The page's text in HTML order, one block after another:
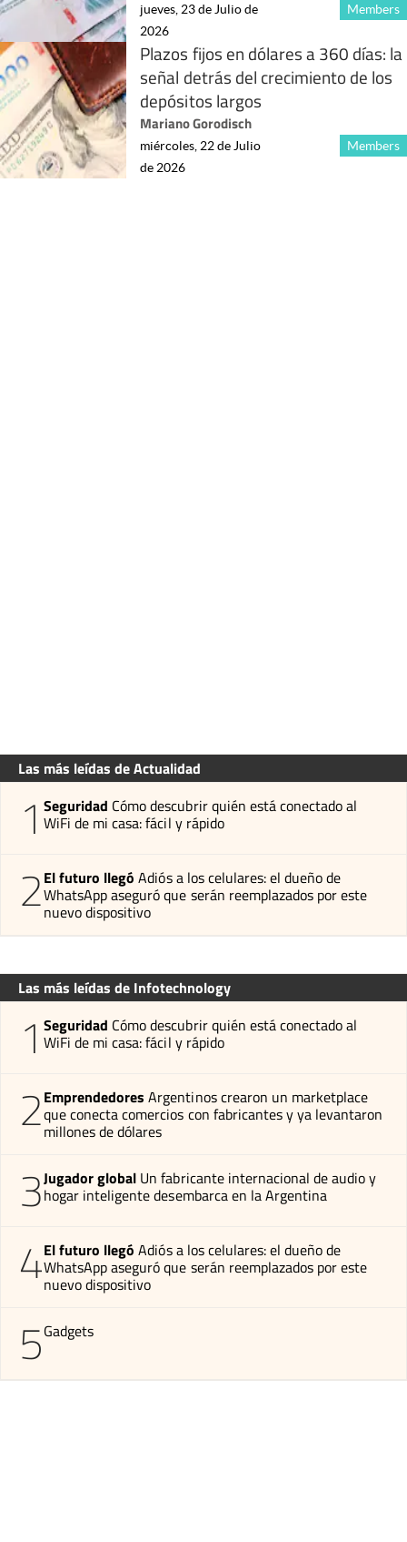
Members
jueves, 23 de Julio de
2026
Plazos fijos en dólares a 360 días: la
señal detrás del crecimiento de los
depósitos largos
Mariano Gorodisch
Members
miércoles, 22 de Julio
de 2026
Las más leídas de Actualidad
1 Seguridad Cómo descubrir quién está conectado al
WiFi de mi casa: fácil y rápido
2El futuro llegó Adiós a los celulares: el dueño de
WhatsApp aseguró que serán reemplazados por este
nuevo dispositivo
Las más leídas de Infotechnology
1 Seguridad Cómo descubrir quién está conectado al
WiFi de mi casa: fácil y rápido
2Emprendedores Argentinos crearon un marketplace
que conecta comercios con fabricantes y ya levantaron
millones de dólares
3Jugador global Un fabricante internacional de audio y
hogar inteligente desembarca en la Argentina
4El futuro llegó Adiós a los celulares: el dueño de
WhatsApp aseguró que serán reemplazados por este
nuevo dispositivo
5Gadgets